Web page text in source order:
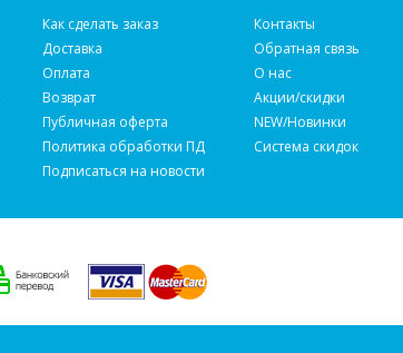
Как сделать заказ
Доставка
Оплата
Возврат
Публичная оферта
Политика обработки ПД
Подписаться на новости
Контакты
Обратная связь
О нас
Акции/скидки
NEW/Новинки
Система скидок